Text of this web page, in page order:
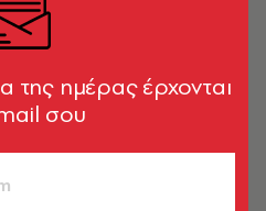
της ημέρας έρχονται
σου